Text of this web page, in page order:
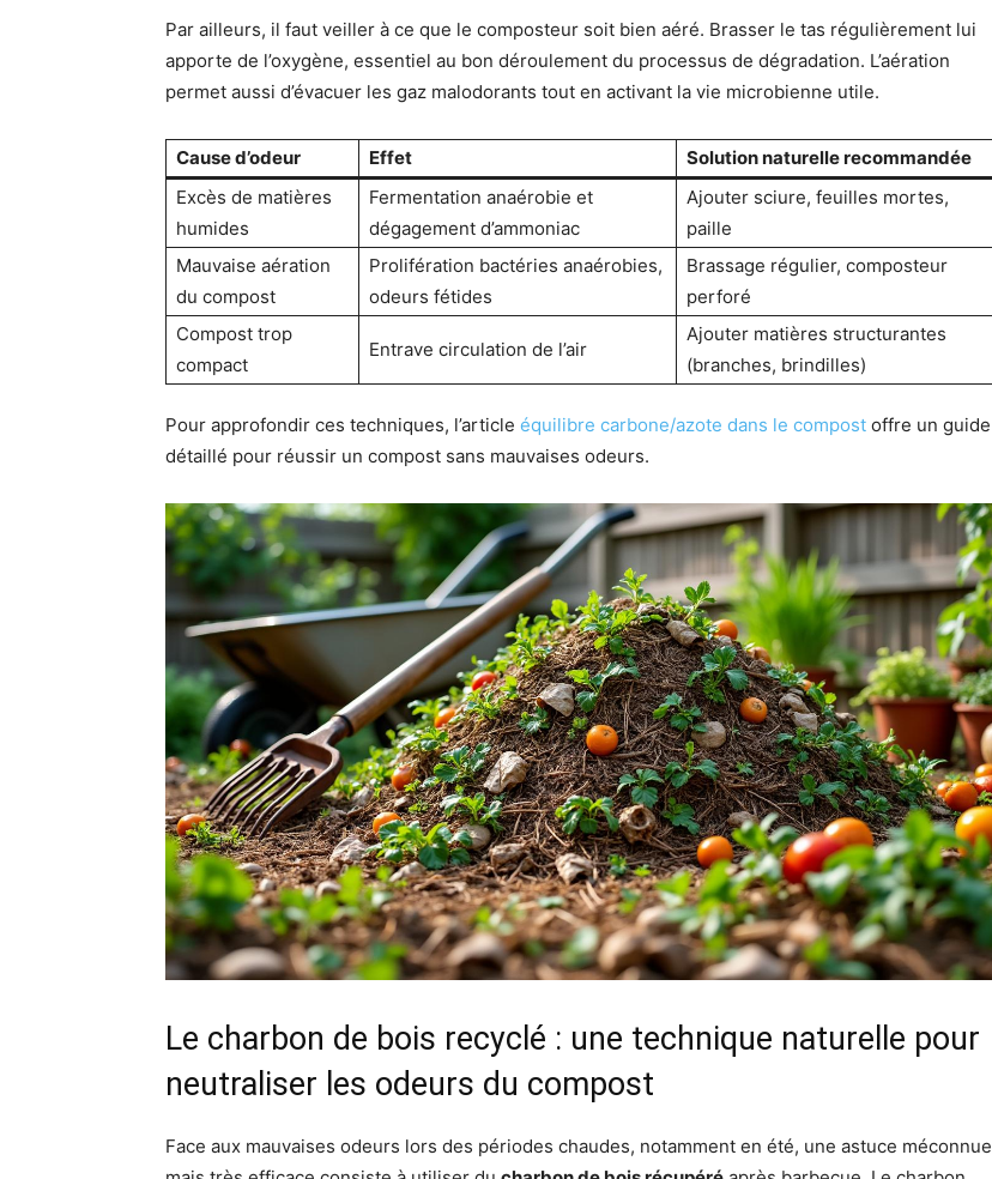
Par ailleurs, il faut veiller à ce que le composteur soit bien aéré. Brasser le tas régulièrement lui
apporte de l’oxygène, essentiel au bon déroulement du processus de dégradation. L’aération
permet aussi d’évacuer les gaz malodorants tout en activant la vie microbienne utile.
Cause d’odeur Effet
Solution naturelle recommandée
Excès de matières
humides
Fermentation anaérobie et
dégagement d’ammoniac
Ajouter sciure, feuilles mortes,
paille
Mauvaise aération
du compost
Prolifération bactéries anaérobies,
odeurs fétides
Brassage régulier, composteur
perforé
Compost trop
compact
Entrave circulation de l’air
Ajouter matières structurantes
(branches, brindilles)
Pour approfondir ces techniques, l’article équilibre carbone/azote dans le compost offre un guide
détaillé pour réussir un compost sans mauvaises odeurs.
Le charbon de bois recyclé : une technique naturelle pour
neutraliser les odeurs du compost
Face aux mauvaises odeurs lors des périodes chaudes, notamment en été, une astuce méconnue